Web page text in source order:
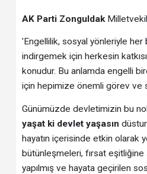
AK Parti Zonguldak
'Engellilik, sosyal yönleriyle
indirgemek için herkesin
konudur. Bu anlamda engelli
için hepimize önemli görev ve
Günümüzde devletimizin bu
yaşat ki devlet yaşasın
hayatın içerisinde etkin olarak
bütünleşmeleri, fırsat
yapılmış ve hayata geçirilen